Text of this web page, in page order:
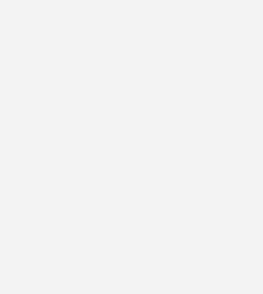
ist so hoch wie schon
schneller umgesetzt
der Österreicher fordert einen
auf Photovoltaik, Wind- und